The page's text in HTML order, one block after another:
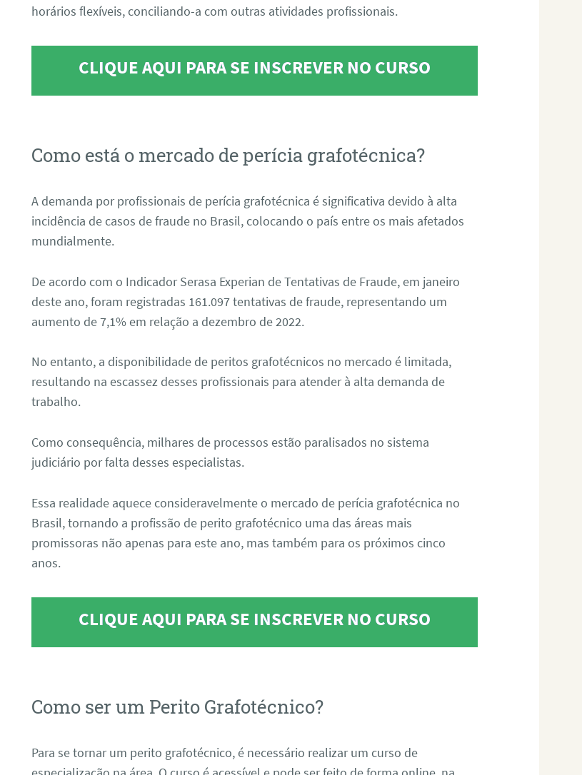
horários flexíveis, conciliando-a com outras atividades profissionais.
CLIQUE AQUI PARA SE INSCREVER NO CURSO
Como está o mercado de perícia grafotécnica?
A demanda por profissionais de perícia grafotécnica é significativa devido à alta
incidência de casos de fraude no Brasil, colocando o país entre os mais afetados
mundialmente.
De acordo com o Indicador Serasa Experian de Tentativas de Fraude, em janeiro
deste ano, foram registradas 161.097 tentativas de fraude, representando um
aumento de 7,1% em relação a dezembro de 2022.
No entanto, a disponibilidade de peritos grafotécnicos no mercado é limitada,
resultando na escassez desses profissionais para atender à alta demanda de
trabalho.
Como consequência, milhares de processos estão paralisados no sistema
judiciário por falta desses especialistas.
Essa realidade aquece consideravelmente o mercado de perícia grafotécnica no
Brasil, tornando a profissão de perito grafotécnico uma das áreas mais
promissoras não apenas para este ano, mas também para os próximos cinco
anos.
CLIQUE AQUI PARA SE INSCREVER NO CURSO
Como ser um Perito Grafotécnico?
Para se tornar um perito grafotécnico, é necessário realizar um curso de